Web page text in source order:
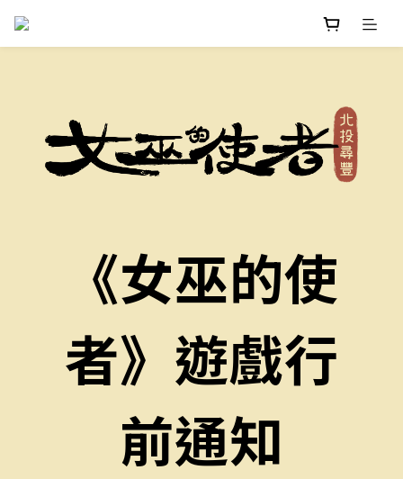
《女巫的使
者》遊戲行
前通知